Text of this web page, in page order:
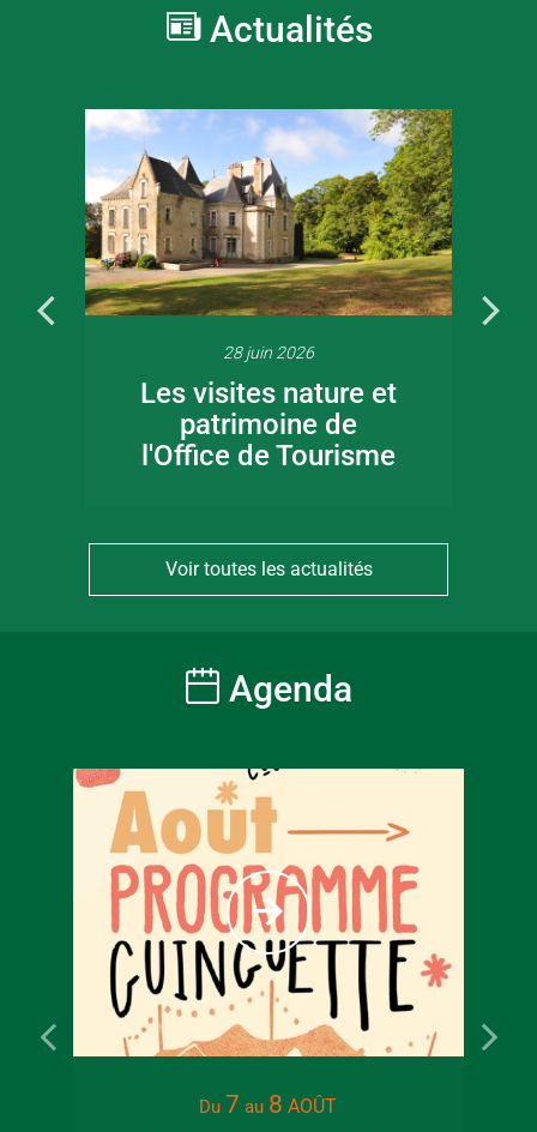
Actualités
28 juin 2026
Les visites nature et
patrimoine de
l'Office de Tourisme
Voir toutes les actualités
Agenda
Du 7 au 8 AOÛT